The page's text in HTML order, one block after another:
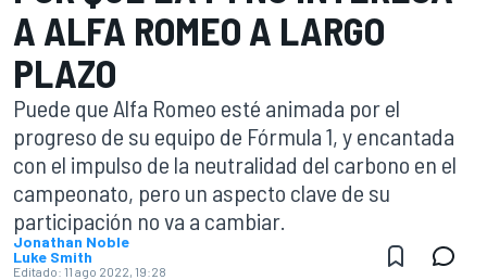
A ALFA ROMEO A LARGO
PLAZO
Puede que Alfa Romeo esté animada por el
progreso de su equipo de Fórmula 1, y encantada
con el impulso de la neutralidad del carbono en el
campeonato, pero un aspecto clave de su
participación no va a cambiar.
Jonathan Noble
Luke Smith
Editado: 11 ago 2022, 19:28